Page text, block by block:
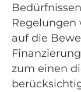
Regelungen
auf die
zum einen